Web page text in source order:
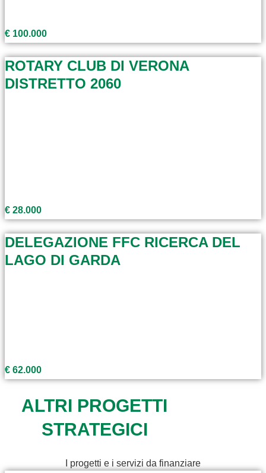
€ 100.000
ROTARY CLUB DI VERONA
DISTRETTO 2060
€ 28.000
DELEGAZIONE FFC RICERCA DEL
LAGO DI GARDA
€ 62.000
ALTRI PROGETTI
STRATEGICI
I progetti e i servizi da finanziare